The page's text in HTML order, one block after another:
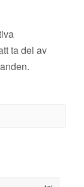
ta del av